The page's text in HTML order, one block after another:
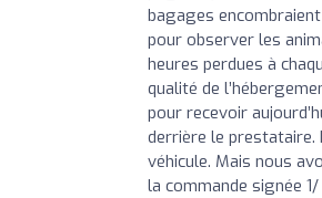
bagages
pour observer les
heures perdues à
qualité de
pour recevoir
derrière le prestataire.
véhicule. Mais nous
la commande signée